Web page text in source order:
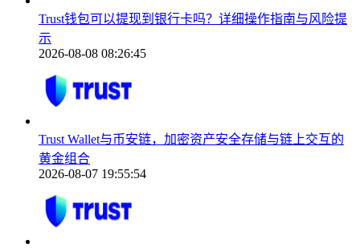
Trust钱包可以提现到银行卡吗？详细操作指南与风险提
示
2026-08-08 08:26:45
Trust Wallet与币安链，加密资产安全存储与链上交互的
黄金组合
2026-08-07 19:55:54